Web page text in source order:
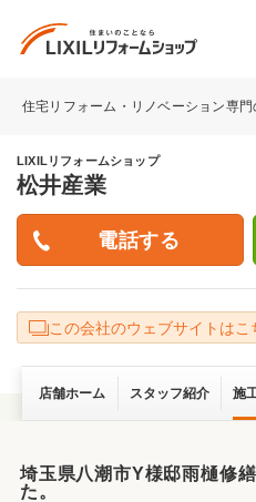
住宅リフォーム・リノベーション専
LIXILリフォームショップ
松井産業
この会社のウェブサイトはこ
店舗ホーム スタッフ紹介 施
埼玉県八潮市Y様邸雨樋修
た。